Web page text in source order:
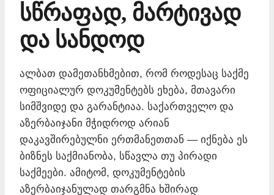
სწრაფად, მარტივად
და სანდოდ
ალბათ დამეთანხმებით, რომ როდესაც საქმე
ოფიციალურ დოკუმენტებს ეხება, მთავარი
სიმშვიდე და გარანტიაა. საქართველო და
აზერბაიჯანი მჭიდროდ არიან
დაკავშირებულნი ერთმანეთთან — იქნება ეს
ბიზნეს საქმიანობა, სწავლა თუ პირადი
საქმეები. ამიტომ, დოკუმენტების
აზერბაიჯანულად თარგმნა ხშირად